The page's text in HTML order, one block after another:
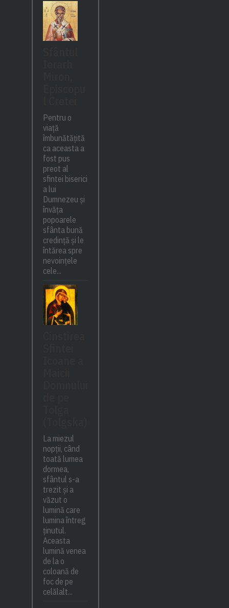
Pentru o
viață
îmbunătățită
ca aceasta a
fost pus
preot al
sfintei biserici
a lui
Dumnezeu și
învăța
popoarele
sfânta bună
credință și le
întărea spre
nevoințele
cele...
La miezul
nopții, când
toată lumea
dormea,
sfântul s-a
trezit și a
văzut o
lumină care
lumina întreg
ținutul.
Aceasta
lumină venea
de la o
coloană de
foc de pe
celălalt...